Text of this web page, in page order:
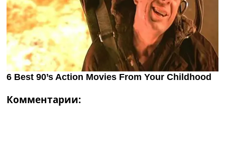
Комментарии: